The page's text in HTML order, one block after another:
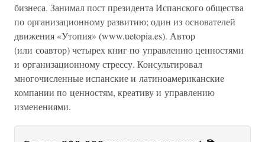
бизнеса. Занимал пост президента Испанского общества
по организационному развитию; один из основателей
движения «Утопия» (www.uetopia.es). Автор
(или соавтор) четырех книг по управлению ценностями
и организационному стрессу. Консультировал
многочисленные испанские и латиноамериканские
компании по ценностям, креативу и управлению
изменениями.